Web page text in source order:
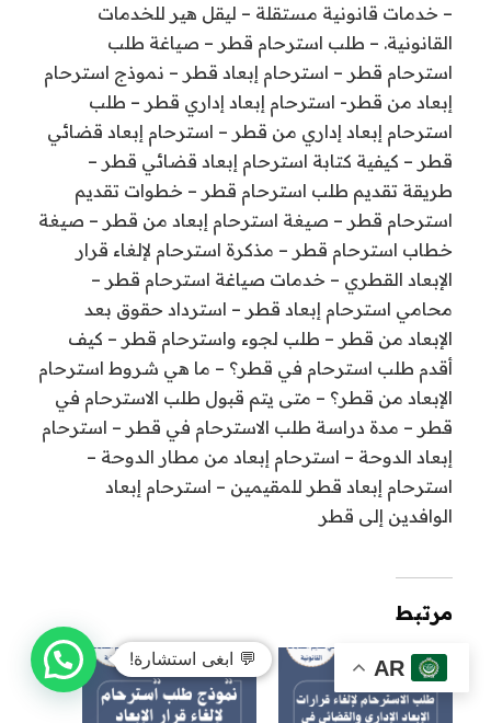
– خدمات قانونية مستقلة – ليقل هير للخدمات
القانونية. – طلب استرحام قطر – صياغة طلب
استرحام قطر – استرحام إبعاد قطر – نموذج استرحام
إبعاد من قطر- استرحام إبعاد إداري قطر – طلب
استرحام إبعاد إداري من قطر – استرحام إبعاد قضائي
قطر – كيفية كتابة استرحام إبعاد قضائي قطر –
طريقة تقديم طلب استرحام قطر – خطوات تقديم
استرحام قطر – صيغة استرحام إبعاد من قطر – صيغة
خطاب استرحام قطر – مذكرة استرحام لإلغاء قرار
الإبعاد القطري – خدمات صياغة استرحام قطر –
محامي استرحام إبعاد قطر – استرداد حقوق بعد
الإبعاد من قطر – طلب لجوء واسترحام قطر – كيف
أقدم طلب استرحام في قطر؟ – ما هي شروط استرحام
الإبعاد من قطر؟ – متى يتم قبول طلب الاسترحام في
قطر – مدة دراسة طلب الاسترحام في قطر – استرحام
إبعاد الدوحة – استرحام إبعاد من مطار الدوحة –
استرحام إبعاد قطر للمقيمين – استرحام إبعاد
الوافدين إلى قطر
مرتبط
AR 💬 ابغى استشارة!